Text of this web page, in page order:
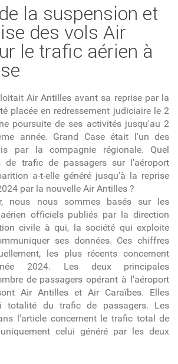
la suspension et
des vols Air
le trafic aérien à
Air Antilles avant sa reprise par la
placée en redressement judiciaire le 2
poursuite de ses activités jusqu'au 2
année. Grand Case était l'un des
par la compagnie régionale. Quel
de trafic de passagers sur l'aéroport
a-t-elle généré jusqu'à la reprise
par la nouvelle Air Antilles ?
nous nous sommes basés sur les
officiels publiés par la direction
civile à qui, la société qui exploite
ses données. Ces chiffres
les plus récents concernent
2024. Les deux principales
de passagers opérant à l'aéroport
Air Antilles et Air Caraïbes. Elles
totalité du trafic de passagers. Les
l'article concernent le trafic total de
celui généré par les deux